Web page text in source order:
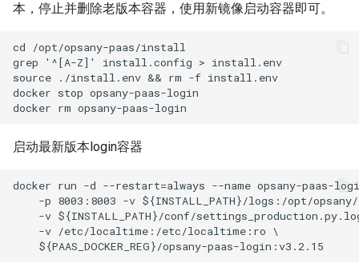
本，停止并删除老版本容器，使用新镜像启动容器即可。
cd /opt/opsany-paas/install
grep '^[A-Z]' install.config > install.env
source ./install.env && rm -f install.env
docker stop opsany-paas-login
启动最新版本login容器
docker run -d --restart=always --name opsany-paas-
-p 8003:8003 -v ${INSTALL_PATH}/logs:/opt/
-v ${INSTALL_PATH}/conf/
    -v /etc/localtime:/etc/localtime:ro \